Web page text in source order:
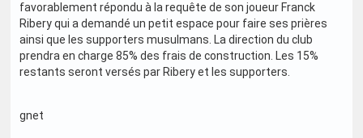
favorablement répondu à la requête de son joueur Franck
Ribery qui a demandé un petit espace pour faire ses prières
ainsi que les supporters musulmans. La direction du club
prendra en charge 85% des frais de construction. Les 15%
restants seront versés par Ribery et les supporters.
gnet